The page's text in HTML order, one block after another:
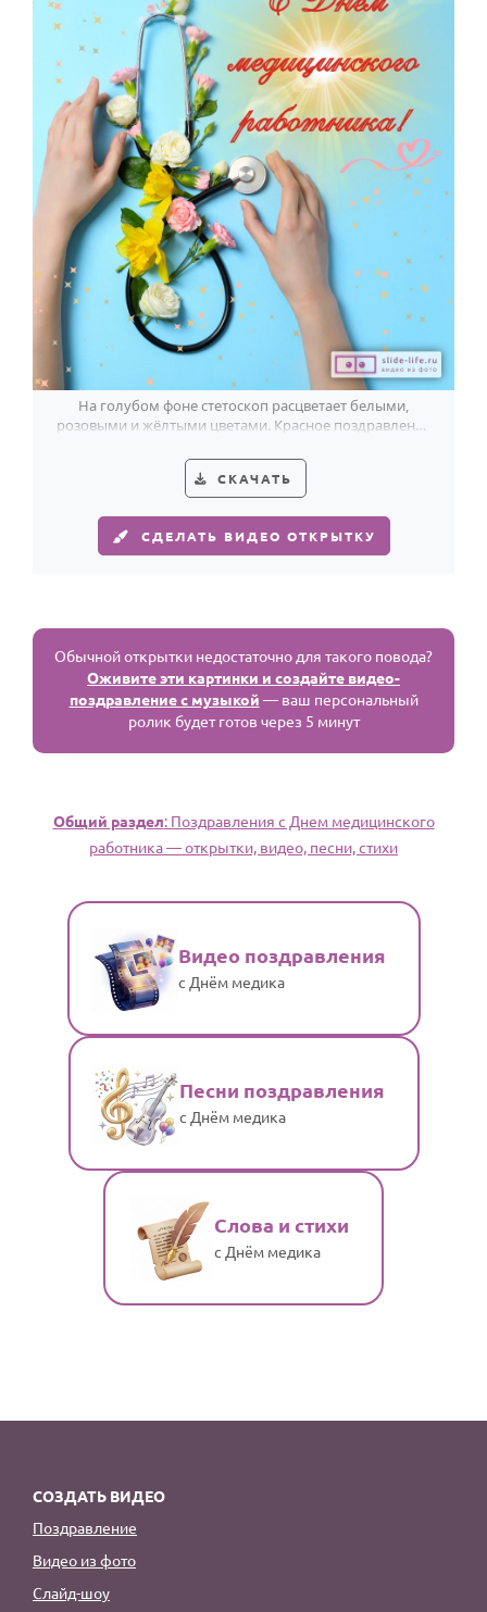
На голубом фоне стетоскоп расцветает белыми,
розовыми и жёлтыми цветами. Красное поздравление
СКАЧАТЬ
СДЕЛАТЬ ВИДЕО ОТКРЫТКУ
Обычной открытки недостаточно для такого повода?
Оживите эти картинки и создайте видео-
поздравление с музыкой — ваш персональный
ролик будет готов через 5 минут
Общий раздел: Поздравления с Днем медицинского
работника — открытки, видео, песни, стихи
Видео поздравления
с Днём медика
Песни поздравления
с Днём медика
Слова и стихи
с Днём медика
СОЗДАТЬ ВИДЕО
Поздравление
Видео из фото
Слайд-шоу